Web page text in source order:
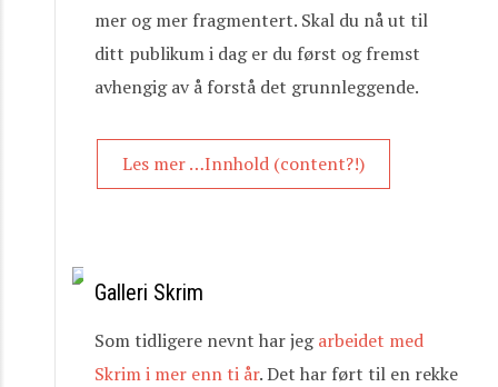
mer og mer fragmentert. Skal du nå ut til
ditt publikum i dag er du først og fremst
avhengig av å forstå det grunnleggende.
Les mer …Innhold (content?!)
Galleri Skrim
Som tidligere nevnt har jegarbeidet med
Skrim i mer enn ti år. Det har ført til en rekke